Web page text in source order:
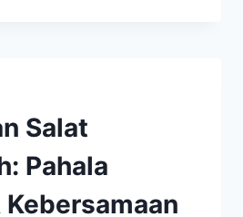
LENGKAP
DAN
MUDAH
DIPAHAMI
Salat
Pahala